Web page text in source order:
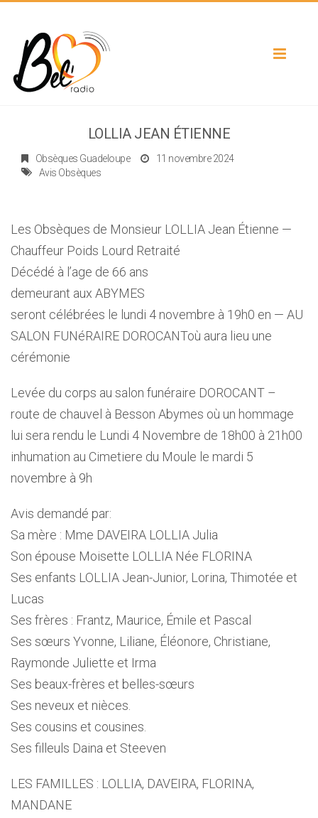
Toggle
LOLLIA JEAN ÉTIENNE
Obsèques Guadeloupe
11 novembre 2024
Avis Obsèques
Les Obsèques de Monsieur LOLLIA Jean Étienne —
Chauffeur Poids Lourd Retraité
Décédé à l’age de 66 ans
demeurant aux ABYMES
seront célébrées le lundi 4 novembre à 19h0 en — AU
SALON FUNéRAIRE DOROCANToù aura lieu une
cérémonie
Levée du corps au salon funéraire DOROCANT –
route de chauvel à Besson Abymes où un hommage
lui sera rendu le Lundi 4 Novembre de 18h00 à 21h00
inhumation au Cimetiere du Moule le mardi 5
novembre à 9h
Avis demandé par:
Sa mère : Mme DAVEIRA LOLLIA Julia
Son épouse Moisette LOLLIA Née FLORINA
Ses enfants LOLLIA Jean-Junior, Lorina, Thimotée et
Lucas
Ses frères : Frantz, Maurice, Émile et Pascal
Ses sœurs Yvonne, Liliane, Éléonore, Christiane,
Raymonde Juliette et Irma
Ses beaux-frères et belles-sœurs
Ses neveux et nièces.
Ses cousins et cousines.
Ses filleuls Daina et Steeven
LES FAMILLES : LOLLIA, DAVEIRA, FLORINA,
MANDANE